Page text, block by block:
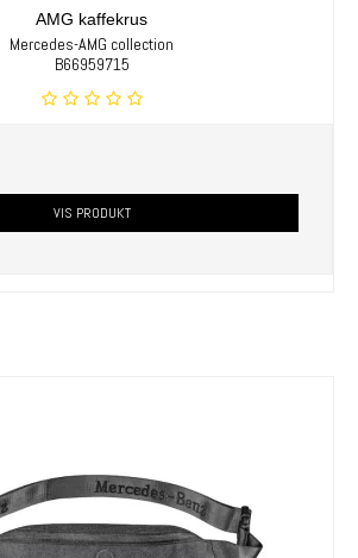
AMG kaffekrus
Mercedes-AMG collection
B66959715
VIS PRODUKT